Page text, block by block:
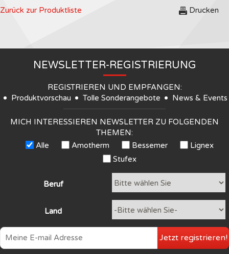
Zurück zur Produktliste Drucken
NEWSLETTER-REGISTRIERUNG
REGISTRIEREN UND EMPFANGEN:
Produktvorschau
Tolle Sonderangebote News & Events
MICH INTERESSIEREN NEWSLETTER ZU FOLGENDEN
THEMEN:
Alle
Amotherm Bessemer
Lignex
Stufex
Beruf
Land
Jetzt registrieren!